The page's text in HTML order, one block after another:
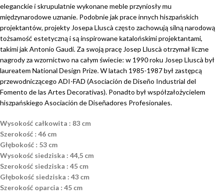
eleganckie i skrupulatnie wykonane meble przyniosły mu
międzynarodowe uznanie. Podobnie jak prace innych hiszpańskich
projektantów, projekty Josepa Lluscà często zachowują silną narodową
tożsamość estetyczną i są inspirowane katalońskimi projektantami,
takimi jak Antonio Gaudi. Za swoją pracę Josep Lluscà otrzymał liczne
nagrody za wzornictwo na całym świecie: w 1990 roku Josep Lluscà był
laureatem National Design Prize. W latach 1985-1987 był zastępcą
przewodniczącego ADI-FAD (Asociación de Diseño Industrial del
Fomento de las Artes Decorativas). Ponadto był współzałożycielem
hiszpańskiego Asociación de Diseñadores Profesionales.
Wysokość całkowita : 83 cm
Szerokość : 46 cm
Głębokość : 53 cm
Wysokość siedziska : 44,5 cm
Szerokość siedziska : 45 cm
Głębokość siedziska : 43 cm
Szerokość oparcia : 45 cm